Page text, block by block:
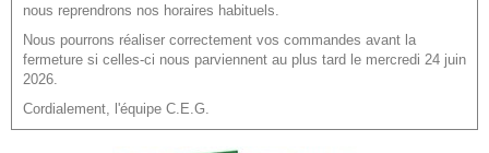
nous reprendrons nos horaires habituels.
Nous pourrons réaliser correctement vos commandes avant la
fermeture si celles-ci nous parviennent au plus tard le mercredi 24 juin
2026.
Cordialement, l'équipe C.E.G.